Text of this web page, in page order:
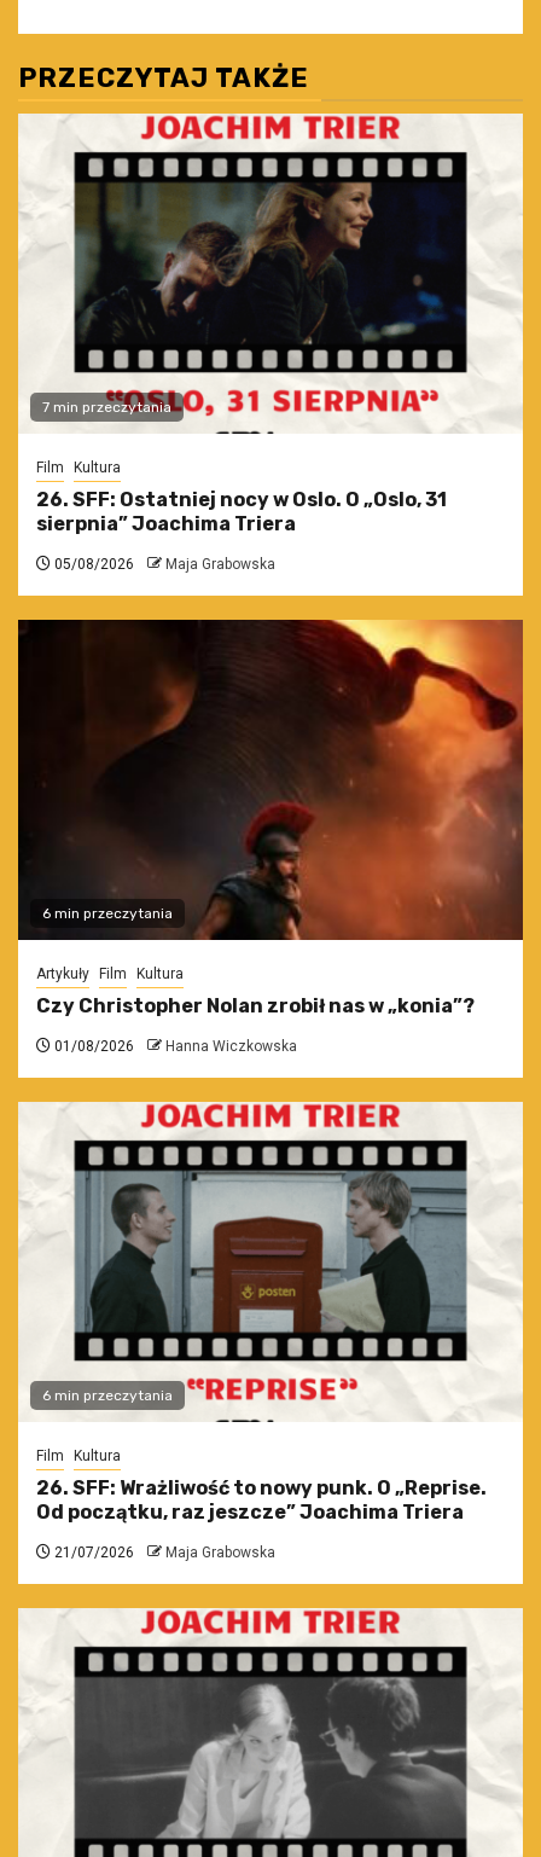
PRZECZYTAJ TAKŻE
7 min przeczytania
Film Kultura
26. SFF: Ostatniej nocy w Oslo. O „Oslo, 31
sierpnia” Joachima Triera
05/08/2026 Maja Grabowska
6 min przeczytania
Artykuły Film Kultura
Czy Christopher Nolan zrobił nas w „konia”?
01/08/2026 Hanna Wiczkowska
6 min przeczytania
Film Kultura
26. SFF: Wrażliwość to nowy punk. O „Reprise.
Od początku, raz jeszcze” Joachima Triera
21/07/2026 Maja Grabowska